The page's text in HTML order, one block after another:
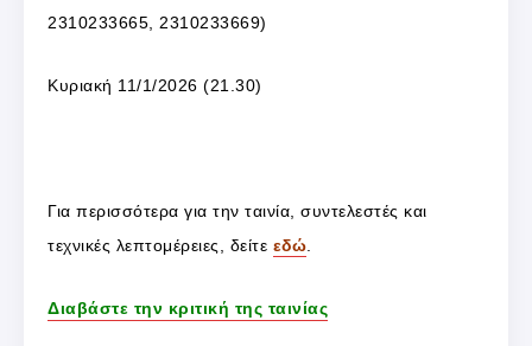
2310233665, 2310233669)
Κυριακή 11/1/2026 (21.30)
Για περισσότερα για την ταινία, συντελεστές και
τεχνικές λεπτομέρειες, δείτε εδώ.
Διαβάστε την κριτική της ταινίας